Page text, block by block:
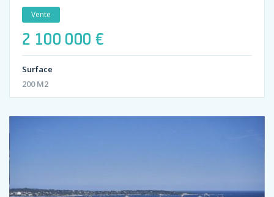
Vente
2 100 000 €
Surface
200 M2